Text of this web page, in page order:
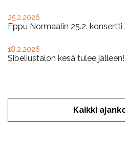
25.2.2026
Eppu Normaalin 25.2. konsertti
18.2.2026
Sibeliustalon kesä tulee jälleen!
Kaikki